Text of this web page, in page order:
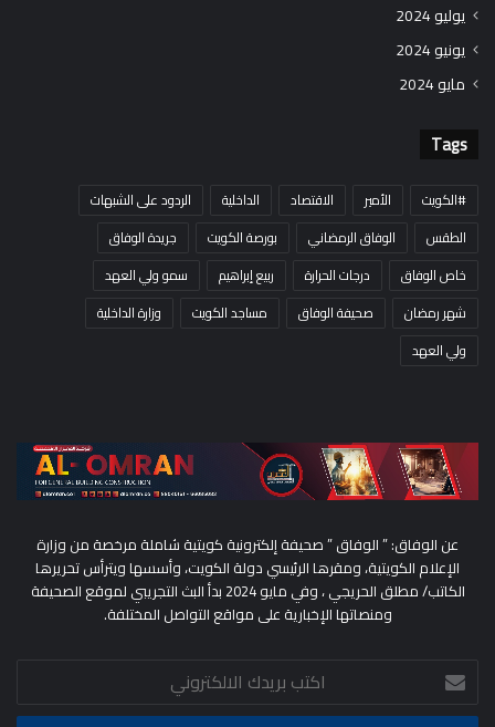
يوليو 2024
يونيو 2024
مايو 2024
Tags
#الكويت الأمير الاقتصاد الداخلية
الردود على الشبهات
الطقس
الوفاق الرمضاني بورصة الكويت
جريدة الوفاق
خاص الوفاق
درجات الحرارة ربيع إبراهيم
سمو ولي العهد
شهر رمضان
صحيفة الوفاق مساجد الكويت
وزارة الداخلية
ولي العهد
عن الوفاق: ” الوفاق ” صحيفة إلكترونية كويتية شاملة مرخصة من وزارة
الإعلام الكويتية، ومقرها الرئيسي دولة الكويت، وأسسها ويترأس تحريرها
الكاتب/ مطلق الحريجي ، وفي مايو 2024 بدأ البث التجريبي لموقع الصحيفة
ومنصاتها الإخبارية على مواقع التواصل المختلفة.
اكتب
بريدك
الالكتروني